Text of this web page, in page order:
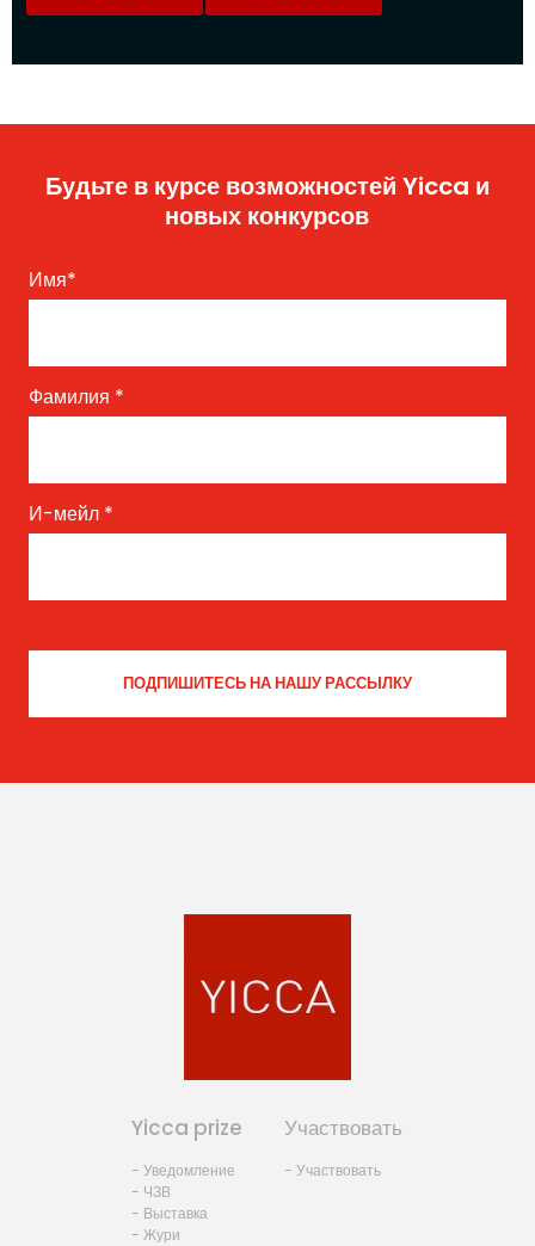
Будьте в курсе возможностей Yicca и
новых конкурсов
Имя*
Фамилия *
И-мейл *
Yicca prize
- Уведомление
- ЧЗВ
- Выставка
- Жури
Участвовать
- Участвовать